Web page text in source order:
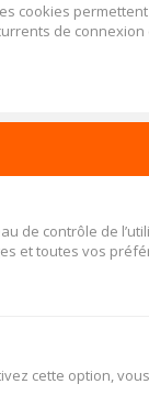
cookies
de
de contrôle de
et toutes vos
cette option,